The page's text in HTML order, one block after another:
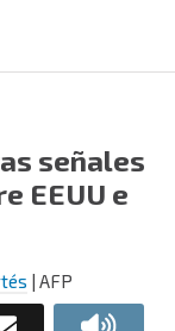
señales
EEUU e
| AFP